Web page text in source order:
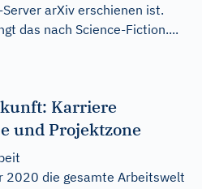
arXiv erschienen ist.
das nach Science-Fiction....
Karriere
und Projektzone
2020 die gesamte Arbeitswelt